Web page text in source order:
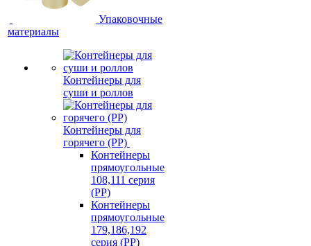
Упаковочные
материалы
Контейнеры для
суши и роллов
Контейнеры для
горячего (PP)
Контейнеры
прямоугольные
108,111 серия
(PP)
Контейнеры
прямоугольные
179,186,192
серия (PP)